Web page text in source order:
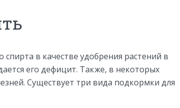
в качестве удобрения растений в
его дефицит. Также, в некоторых
Существует три вида подкормки для